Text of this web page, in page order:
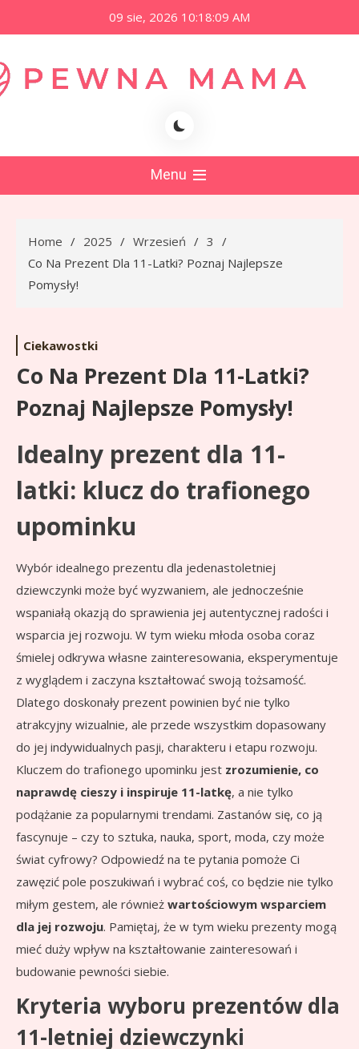
to
09 sie, 2026 10:18:10 AM
Menu
Home 2025 Wrzesień
3
Co Na Prezent Dla 11-Latki? Poznaj Najlepsze
Pomysły!
Ciekawostki
Co Na Prezent Dla 11-Latki?
Poznaj Najlepsze Pomysły!
Idealny prezent dla 11-
latki: klucz do trafionego
upominku
Wybór idealnego prezentu dla jedenastoletniej
dziewczynki może być wyzwaniem, ale jednocześnie
wspaniałą okazją do sprawienia jej autentycznej radości i
wsparcia jej rozwoju. W tym wieku młoda osoba coraz
śmielej odkrywa własne zainteresowania, eksperymentuje
z wyglądem i zaczyna kształtować swoją tożsamość.
Dlatego doskonały prezent powinien być nie tylko
atrakcyjny wizualnie, ale przede wszystkim dopasowany
do jej indywidualnych pasji, charakteru i etapu rozwoju.
Kluczem do trafionego upominku jest zrozumienie, co
naprawdę cieszy i inspiruje 11-latkę, a nie tylko
podążanie za popularnymi trendami. Zastanów się, co ją
fascynuje – czy to sztuka, nauka, sport, moda, czy może
świat cyfrowy? Odpowiedź na te pytania pomoże Ci
zawęzić pole poszukiwań i wybrać coś, co będzie nie tylko
miłym gestem, ale również wartościowym wsparciem
dla jej rozwoju. Pamiętaj, że w tym wieku prezenty mogą
mieć duży wpływ na kształtowanie zainteresowań i
budowanie pewności siebie.
Kryteria wyboru prezentów dla
11-letniej dziewczynki